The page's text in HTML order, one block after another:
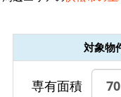
対象物
専有面積